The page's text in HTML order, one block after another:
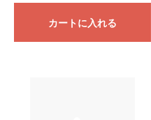
カートに入れる